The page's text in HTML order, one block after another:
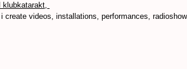
klubkatarakt,
i create videos, installations, performances,